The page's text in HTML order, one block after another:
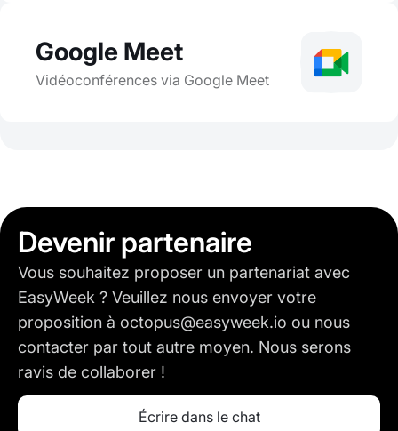
Google Meet
Vidéoconférences via Google Meet
Devenir partenaire
Vous souhaitez proposer un partenariat avec
EasyWeek ? Veuillez nous envoyer votre
proposition à octopus@easyweek.io ou nous
contacter par tout autre moyen. Nous serons
ravis de collaborer !
Écrire dans le chat